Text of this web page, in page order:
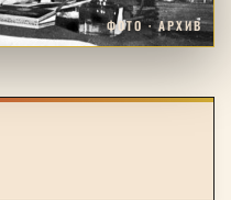
ФОТО · АРХИВ